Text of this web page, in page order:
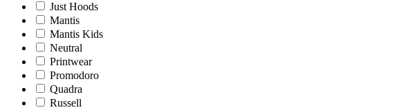
Just Hoods
Mantis
Mantis Kids
Neutral
Printwear
Promodoro
Quadra
Russell